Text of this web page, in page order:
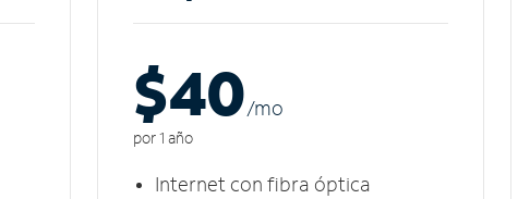
$40/mo
por 1 año
Internet con fibra óptica